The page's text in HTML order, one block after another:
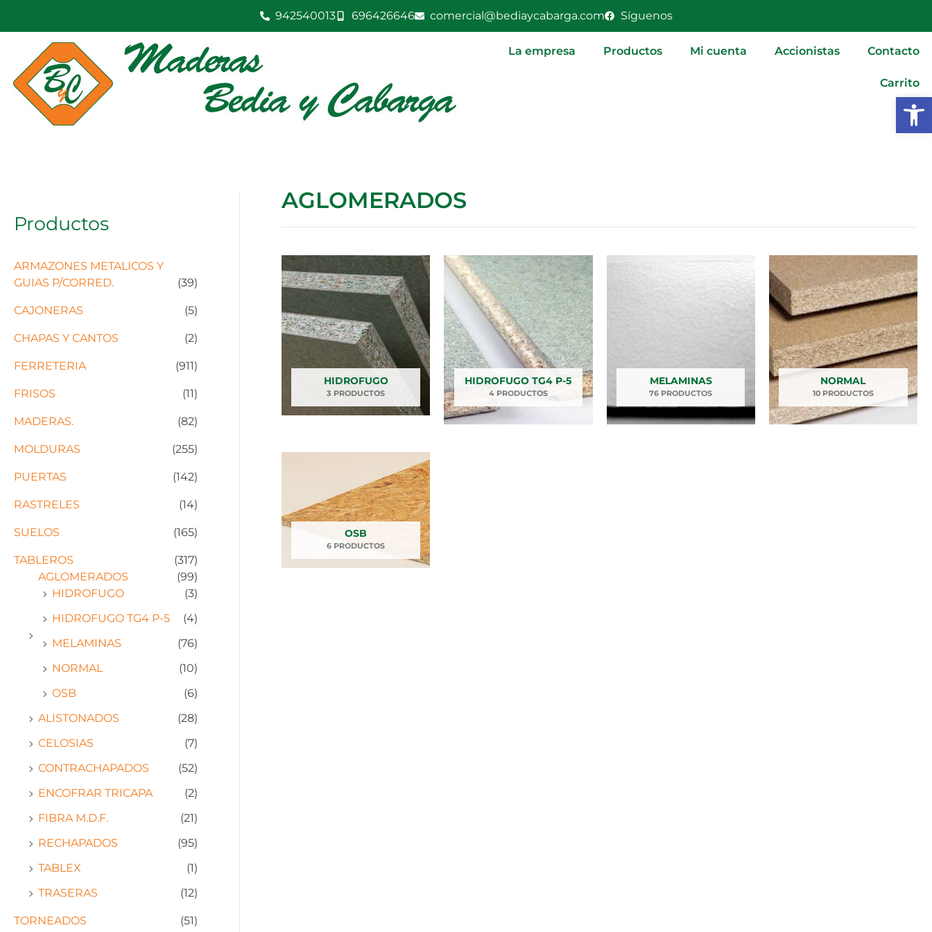
contenido
942540013 696426646 comercial@bediaycabarga.com Síguenos
La empresa Productos Mi cuenta Accionistas Contacto
Carrito
Productos
ARMAZONES METALICOS Y
GUIAS P/CORRED.
(39)
CAJONERAS (5)
CHAPAS Y CANTOS (2)
FERRETERIA (911)
FRISOS (11)
MADERAS. (82)
MOLDURAS (255)
PUERTAS (142)
RASTRELES (14)
SUELOS (165)
TABLEROS
(317)
AGLOMERADOS
(99)
HIDROFUGO
(3)
HIDROFUGO TG4 P-5
(4)
MELAMINAS
(76)
NORMAL
(10)
OSB
(6)
ALISTONADOS
(28)
CELOSIAS
(7)
CONTRACHAPADOS
(52)
ENCOFRAR TRICAPA
(2)
FIBRA M.D.F.
(21)
RECHAPADOS
(95)
TABLEX
(1)
TRASERAS
(12)
TORNEADOS (51)
AGLOMERADOS
HIDROFUGO
3 PRODUCTOS
HIDROFUGO TG4 P-5
4 PRODUCTOS
MELAMINAS
76 PRODUCTOS
NORMAL
10 PRODUCTOS
OSB
6 PRODUCTOS